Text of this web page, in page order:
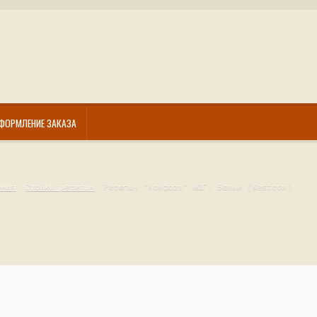
ЗАКАЗА
Стойки ресепшн Ресепшн "Комфорт" №2Г, Белый (Westcom)